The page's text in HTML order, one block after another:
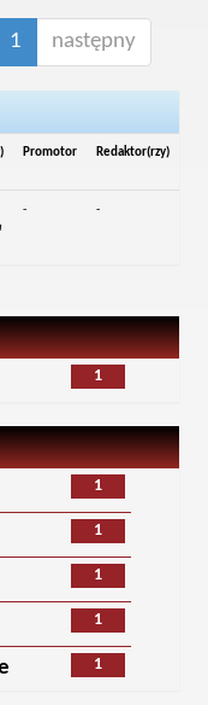
1 następny
Promotor Redaktor(rzy)
- -
1
1
1
1
1
1